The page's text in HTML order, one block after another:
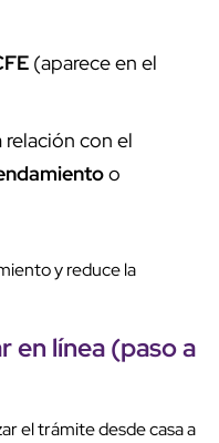
(aparece en el
con el
o
y reduce la
en línea (paso a
el trámite desde casa a